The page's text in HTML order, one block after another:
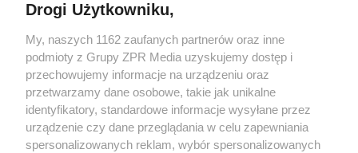
Drogi Użytkowniku,
My, naszych 1162 zaufanych partnerów oraz inne
podmioty z Grupy ZPR Media uzyskujemy dostęp i
przechowujemy informacje na urządzeniu oraz
przetwarzamy dane osobowe, takie jak unikalne
identyfikatory, standardowe informacje wysyłane przez
urządzenie czy dane przeglądania w celu zapewniania
spersonalizowanych reklam, wybór spersonalizowanych